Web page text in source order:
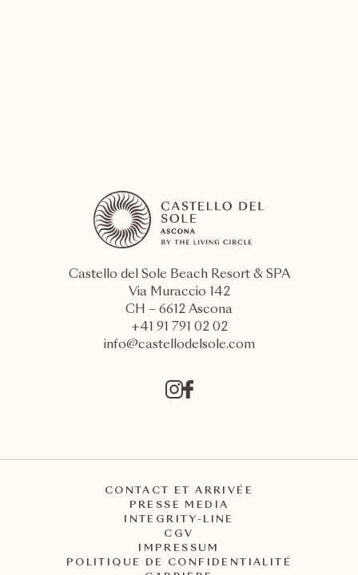
Castello del Sole Beach Resort & SPA
Via Muraccio 142
CH – 6612 Ascona
+41 91 791 02 02
info@castellodelsole.com
CONTACT ET ARRIVÉE
PRESSE MEDIA
INTEGRITY-LINE
CGV
IMPRESSUM
POLITIQUE DE CONFIDENTIALITÉ